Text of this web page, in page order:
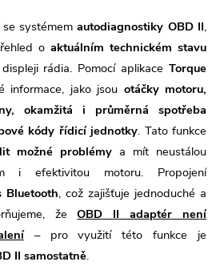
systémem autodiagnostiky OBD II,
o aktuálním technickém stavu
rádia. Pomocí aplikace Torque
informace, jako jsou otáčky motoru,
okamžitá i průměrná spotřeba
kódy řídicí jednotky. Tato funkce
možné problémy a mít neustálou
i efektivitou motoru. Propojení
Bluetooth, což zajišťuje jednoduché a
že
OBD II adaptér není
– pro využití této funkce je
II samostatně.